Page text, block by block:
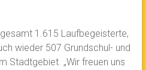
1.615 Laufbegeisterte,
wieder 507 Grundschul- und
Stadtgebiet. „Wir freuen uns